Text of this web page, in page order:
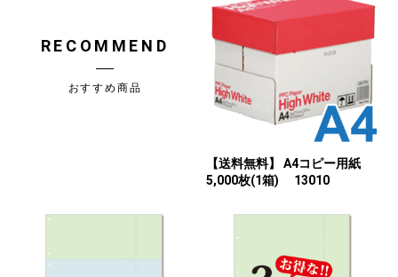
RECOMMEND
おすすめ商品
【送料無料】 A4コピー用紙
5,000枚(1箱) 13010